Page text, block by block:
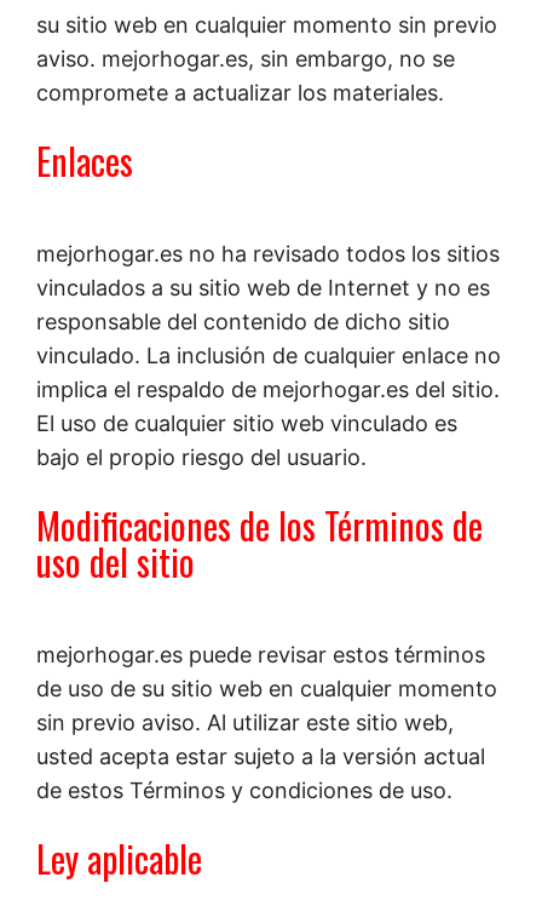
su sitio web en cualquier momento sin previo
aviso. mejorhogar.es, sin embargo, no se
compromete a actualizar los materiales.
Enlaces
mejorhogar.es no ha revisado todos los sitios
vinculados a su sitio web de Internet y no es
responsable del contenido de dicho sitio
vinculado. La inclusión de cualquier enlace no
implica el respaldo de mejorhogar.es del sitio.
El uso de cualquier sitio web vinculado es
bajo el propio riesgo del usuario.
Modificaciones de los Términos de
uso del sitio
mejorhogar.es puede revisar estos términos
de uso de su sitio web en cualquier momento
sin previo aviso. Al utilizar este sitio web,
usted acepta estar sujeto a la versión actual
de estos Términos y condiciones de uso.
Ley aplicable